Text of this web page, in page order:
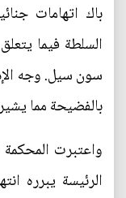
باك اتهامات
السلطة فيما
سون سيل. وجه
بالفضيحة مما
واعتبرت
الرئيسة يبرره